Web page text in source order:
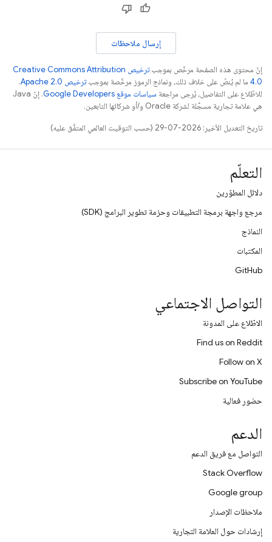
إرسال ملاحظات
إنّ محتوى هذه الصفحة مرخّص بموجب
ترخيص Creative Commons Attribution
4.0‏ ما لم يُنصّ على خلاف ذلك، ونماذج الرموز مرخّصة بموجبترخيص Apache 2.0‏
.
للاطّلاع على التفاصيل، يُرجى مراجعة سياسات موقع Google Developers‏
. إنّ Java
هي علامة تجارية مسجَّلة لشركة Oracle و/أو شركائها التابعين.
تاريخ التعديل الأخير: 2026-07-29 (حسب التوقيت العالمي المتفَّق عليه)
التعلّم
دلائل المطوّرين
مرجع واجهة برمجة التطبيقات وحزمة تطوير البرامج (SDK)
النماذج
المكتبات
GitHub
التواصل الاجتماعي
الاطّلاع على المدونة
Find us on Reddit
Follow on X
Subscribe on YouTube
حضور فعالية
الدعم
التواصل مع فريق الدعم
Stack Overflow
Google group
ملاحظات الإصدار
إرشادات حول العلامة التجارية